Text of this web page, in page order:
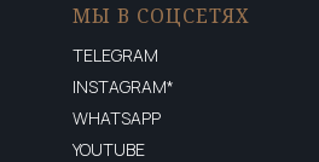
МЫ В СОЦСЕТЯХ
TELEGRAM
INSTAGRAM*
WHATSAPP
YOUTUBE